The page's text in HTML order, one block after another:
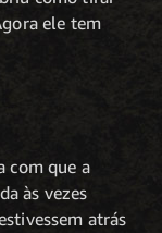
ele tem
com que a
às vezes
atrás